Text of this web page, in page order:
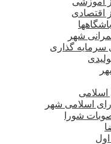
اقتصادی
شهر
گذاری
اسلامی
اسلامی شهر
شورا